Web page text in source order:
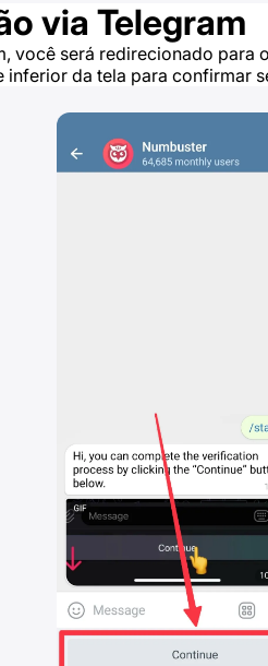
via Telegram
você será redirecionado para
inferior da tela para confirmar